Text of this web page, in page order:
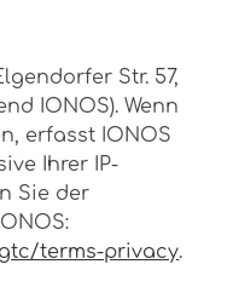
Str. 57,
IONOS). Wenn
erfasst IONOS
Ihrer IP-
Sie der
terms-privacy.